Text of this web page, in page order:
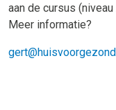
aan de cursus
Meer informatie?